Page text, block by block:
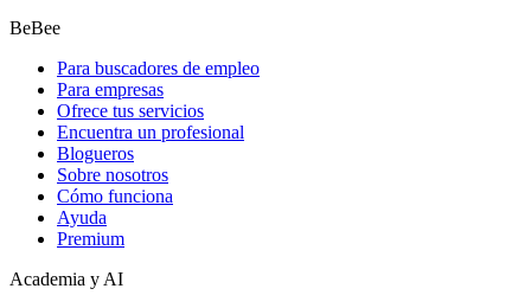
BeBee
Para buscadores de empleo
Para empresas
Ofrece tus servicios
Encuentra un profesional
Blogueros
Sobre nosotros
Cómo funciona
Ayuda
Premium
Academia y AI